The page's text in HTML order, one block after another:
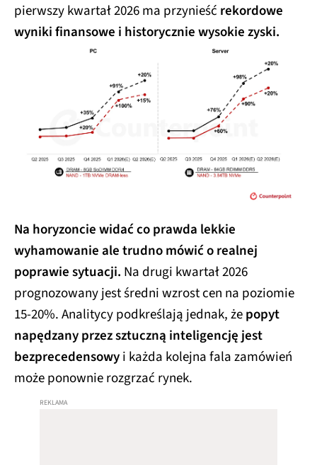
pierwszy kwartał 2026 ma przynieść rekordowe
wyniki finansowe i historycznie wysokie zyski.
Na horyzoncie widać co prawda lekkie
wyhamowanie ale trudno mówić o realnej
poprawie sytuacji. Na drugi kwartał 2026
prognozowany jest średni wzrost cen na poziomie
15-20%. Analitycy podkreślają jednak, żepopyt
napędzany przez sztuczną inteligencję jest
bezprecedensowyi każda kolejna fala zamówień
może ponownie rozgrzać rynek.